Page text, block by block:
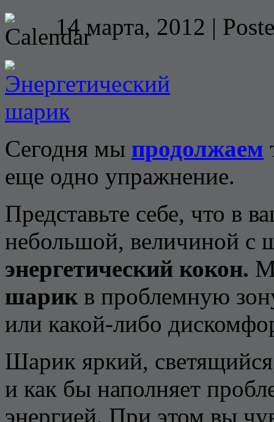
14 марта, 2012 |
Сегодня мы продолжаем
еще одно упражнение.
Представьте себе, что в
небольшой, величиной с
энергетический кокон.
шарик в проблемную
или какой-либо
Шарик яркий,
и как бы наполняет
энергией. При этом вы